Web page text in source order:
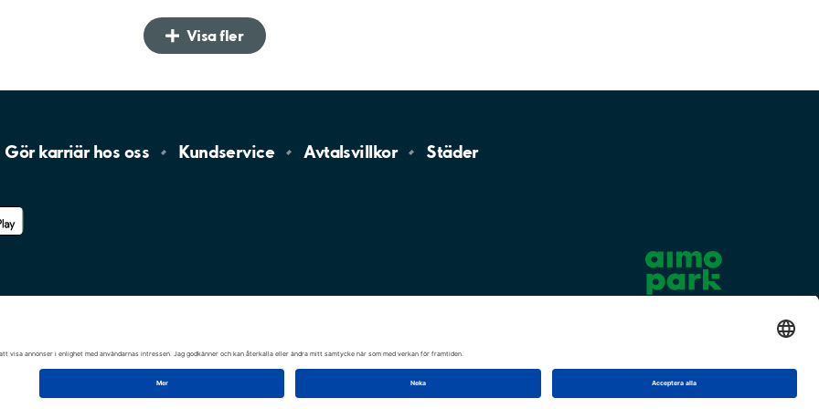
Visa fler
Gör karriär hos oss Kundservice Avtalsvillkor Städer